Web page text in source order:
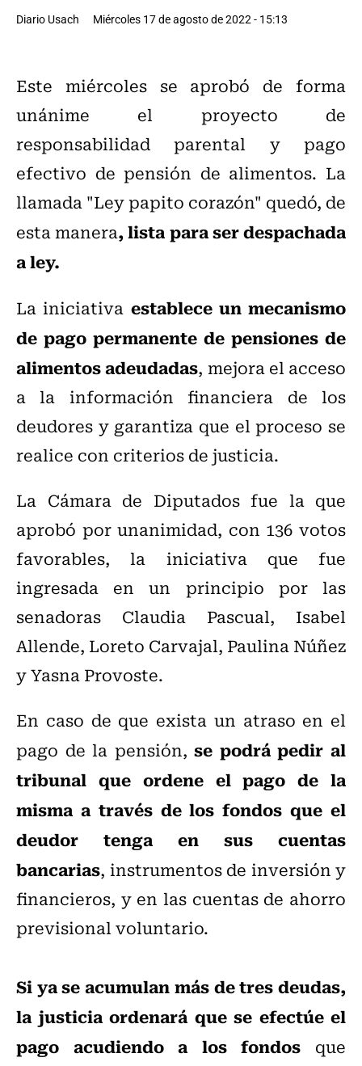
Diario Usach Miércoles 17 de agosto de 2022 - 15:13
Este miércoles se aprobó de forma
unánime el proyecto de
responsabilidad parental y pago
efectivo de pensión de alimentos. La
llamada "Ley papito corazón" quedó, de
esta manera, lista para ser despachada
a ley.
La iniciativa establece un mecanismo
de pago permanente de pensiones de
alimentos adeudadas, mejora el acceso
a la información financiera de los
deudores y garantiza que el proceso se
realice con criterios de justicia.
La Cámara de Diputados fue la que
aprobó por unanimidad, con 136 votos
favorables, la iniciativa que fue
ingresada en un principio por las
senadoras Claudia Pascual, Isabel
Allende, Loreto Carvajal, Paulina Núñez
y Yasna Provoste.
En caso de que exista un atraso en el
pago de la pensión,se podrá pedir al
tribunal que ordene el pago de la
misma a través de los fondos que el
deudor tenga en sus cuentas
bancarias, instrumentos de inversión y
financieros, y en las cuentas de ahorro
previsional voluntario.
Si ya se acumulan más de tres deudas,
la justicia ordenará que se efectúe el
pago acudiendo a los fondos que